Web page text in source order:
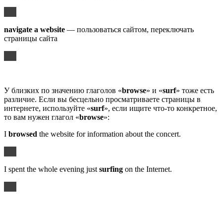
navigate a website — пользоваться сайтом, переключать
страницы сайта
У близких по значению глаголов «browse» и «surf» тоже есть
различие. Если вы бесцельно просматриваете страницы в
интернете, используйте «surf», если ищите что-то конкретное,
то вам нужен глагол «browse»:
I browsed the website for information about the concert.
I spent the whole evening just surfing on the Internet.